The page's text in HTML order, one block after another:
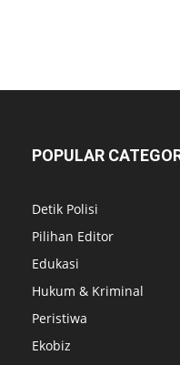
POPULAR
Detik Polisi
Pilihan Editor
Edukasi
Hukum & Kriminal
Peristiwa
Ekobiz